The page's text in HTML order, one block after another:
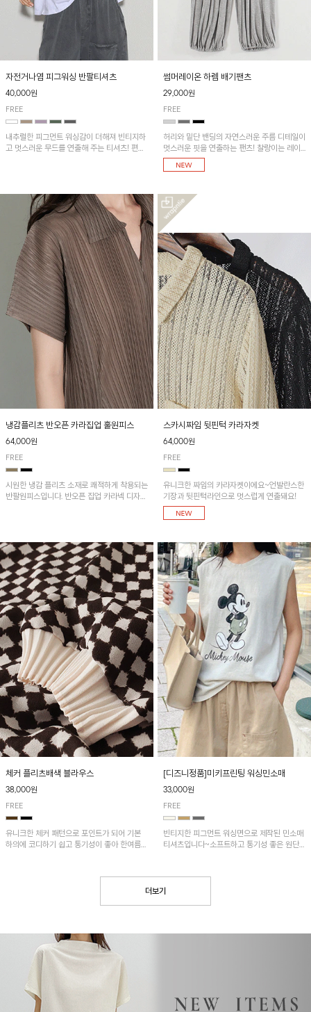
자전거나염 피그워싱 반팔티셔츠
40,000원
FREE
내추럴한 피그먼트 워싱감이 더해져 빈티지하
고 멋스러운 무드를 연출해 주는 티셔츠! 편안
썸머레이온 하렘 배기팬츠
29,000원
FREE
허리와 밑단 밴딩의 자연스러운 주름 디테일이
멋스러운 핏을 연출하는 팬츠! 찰랑이는 레이
온 소재로 가볍고 시원하게 착용되며, 여유로
운 실루엣으로 활동성이 좋아 데일리 하게 즐
냉감플리츠 반오픈 카라집업 훌원피스
64,000원
FREE
시원한 냉감 플리츠 소재로 쾌적하게 착용되는
반팔원피스입니다. 반오픈 집업 카라넥 디자인
스카시짜임 뒷핀턱 카라자켓
64,000원
FREE
유니크한 짜임의 카라자켓이에요~언발란스한
기장과 뒷핀턱라인으로 멋스럽게 연출돼요!
체커 플리츠배색 블라우스
38,000원
FREE
유니크한 체커 패턴으로 포인트가 되어 기본
하의에 코디하기 쉽고 통기성이 좋아 한여름에
[디즈니정품]미키프린팅 워싱민소매
33,000원
FREE
빈티지한 피그먼트 워싱면으로 제작된 민소매
티셔츠입니다~소프트하고 통기성 좋은 원단
더보기